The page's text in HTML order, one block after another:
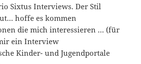
Sixtus Interviews. Der Stil
hoffe es kommen
die mich interessieren … (für
ein Interview
Kinder- und Jugendportale